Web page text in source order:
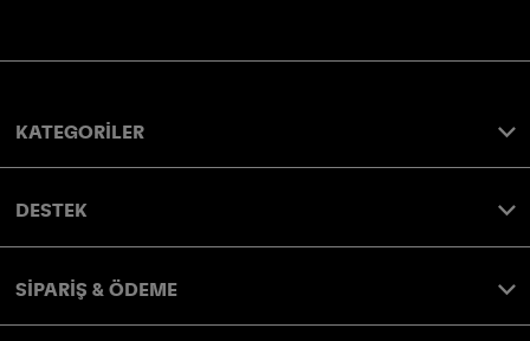
KATEGORİLER
DESTEK
SİPARİŞ & ÖDEME